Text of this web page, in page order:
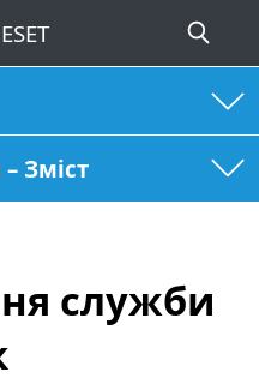
– Зміст
служби